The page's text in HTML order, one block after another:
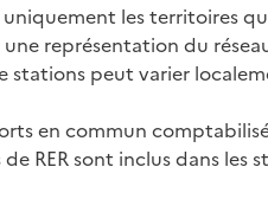
les territoires
représentation du
stations peut varier
en commun
de RER sont inclus dans